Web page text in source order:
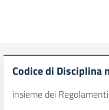
Codice di Disciplina
insieme dei